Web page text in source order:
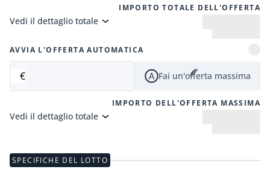
IMPORTO TOTALE DELL'OFFERTA
Vedi il dettaglio totale
AVVIA L'OFFERTA AUTOMATICA
€ Fai un'offerta massima
IMPORTO DELL'OFFERTA MASSIMA
Vedi il dettaglio totale
SPECIFICHE DEL LOTTO